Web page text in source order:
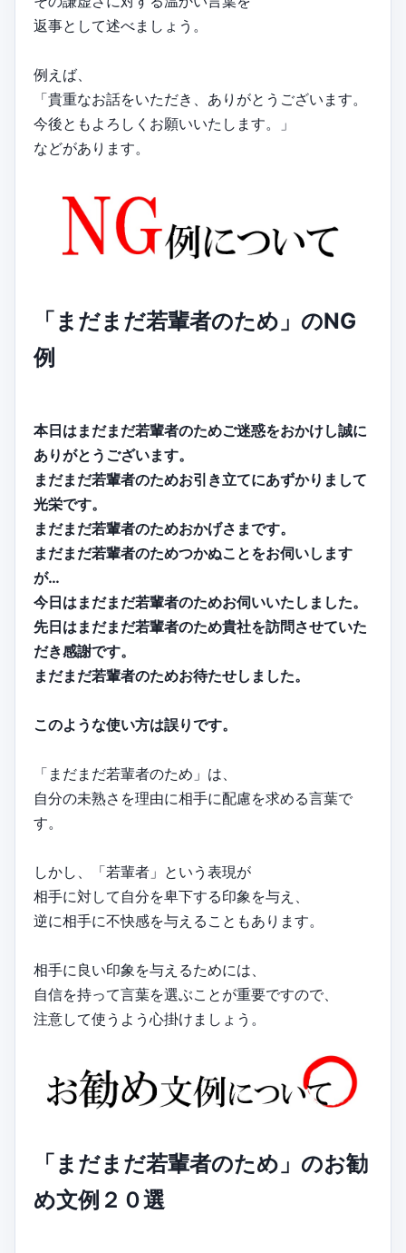
返事として述べましょう。
例えば、
「貴重なお話をいただき、ありがとうございます。
今後ともよろしくお願いいたします。」
などがあります。
「まだまだ若輩者のため」のNG
例
本日はまだまだ若輩者のためご迷惑をおかけし誠に
ありがとうございます。
まだまだ若輩者のためお引き立てにあずかりまして
光栄です。
まだまだ若輩者のためおかげさまです。
まだまだ若輩者のためつかぬことをお伺いします
が…
今日はまだまだ若輩者のためお伺いいたしました。
先日はまだまだ若輩者のため貴社を訪問させていた
だき感謝です。
まだまだ若輩者のためお待たせしました。
このような使い方は誤りです。
「まだまだ若輩者のため」は、
自分の未熟さを理由に相手に配慮を求める言葉で
す。
しかし、「若輩者」という表現が
相手に対して自分を卑下する印象を与え、
逆に相手に不快感を与えることもあります。
相手に良い印象を与えるためには、
自信を持って言葉を選ぶことが重要ですので、
注意して使うよう心掛けましょう。
「まだまだ若輩者のため」のお勧
め文例２０選